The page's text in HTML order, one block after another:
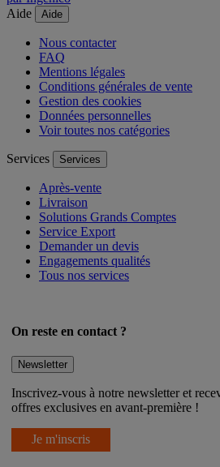
Aide
Aide
Nous contacter
FAQ
Mentions légales
Conditions générales de vente
Gestion des cookies
Données personnelles
Voir toutes nos catégories
Services Services
Après-vente
Livraison
Solutions Grands Comptes
Service Export
Demander un devis
Engagements qualités
Tous nos services
On reste en contact ?
Newsletter
Inscrivez-vous à notre newsletter et
offres exclusives en avant-première !
Je m'inscris